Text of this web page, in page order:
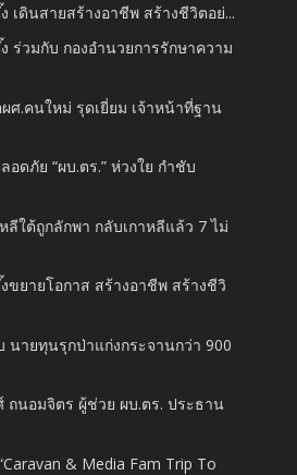
เดินสายสร้างอาชีพ สร้างชีวิตอย่...
ร่วมกับ กองอำนวยการรักษาความ
ศ.คนใหม่ รุดเยี่ยม เจ้าหน้าที่ฐาน
ดภัย “ผบ.ตร.” ห่วงใย กำชับ
ลีใต้ถูกลักพา กลับเกาหลีแล้ว 7 ไม่
ขยายโอกาส สร้างอาชีพ สร้างชีวิ
นายทุนรุกป่าแก่งกระจานกว่า 900
ถนอมจิตร ผู้ช่วย ผบ.ตร. ประธาน
& Media Fam Trip To